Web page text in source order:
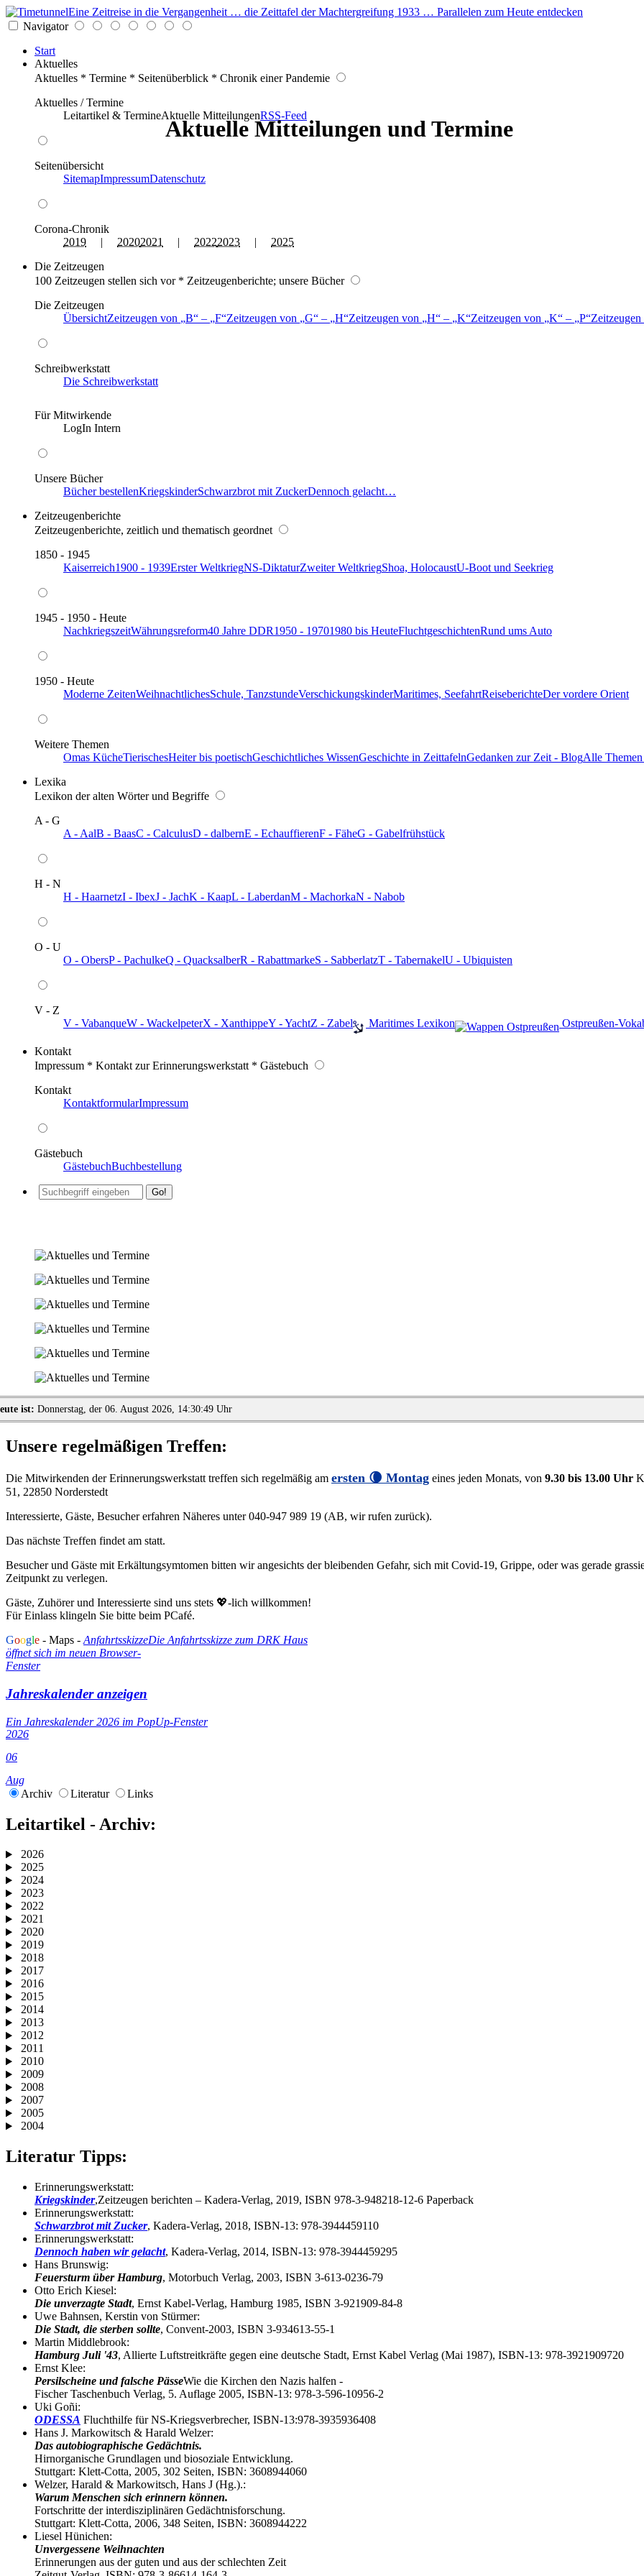
Eine Zeitreise in die Vergangenheit … die Zeittafel der Machtergreifung 1933 … Parallelen zum Heute entdecken
Navigator
Start
Aktuelles
Aktuelles * Termine * Seitenüberblick * Chronik einer Pandemie
Aktuelles / Termine
Leitartikel & TermineAktuelle MitteilungenRSS-Feed
Seitenübersicht
SitemapImpressumDatenschutz
Corona-Chronik
2019 | 20202021 | 20222023 | 2025
Die Zeitzeugen
100 Zeitzeugen stellen sich vor * Zeitzeugenberichte; unsere Bücher
Die Zeitzeugen
ÜbersichtZeitzeugen von B – F Zeitzeugen von G – H Zeitzeugen von H – K Zeitzeugen von K – P Zeitzeugen
Schreibwerkstatt
Die Schreibwerkstatt
Für Mitwirkende
LogIn Intern
Unsere Bücher
Bücher bestellenKriegskinderSchwarzbrot mit ZuckerDennoch gelacht…
Zeitzeugenberichte
Zeitzeugenberichte, zeitlich und thematisch geordnet
1850 - 1945
Kaiserreich1900 - 1939Erster WeltkriegNS-DiktaturZweiter WeltkriegShoa, HolocaustU-Boot und Seekrieg
1945 - 1950 - Heute
NachkriegszeitWährungsreform40 Jahre DDR1950 - 19701980 bis HeuteFluchtgeschichtenRund ums Auto
1950 - Heute
Moderne ZeitenWeihnachtlichesSchule, TanzstundeVerschickungskinderMaritimes, SeefahrtReiseberichteDer vordere Orient
Weitere Themen
Omas KücheTierischesHeiter bis poetischGeschichtliches WissenGeschichte in ZeittafelnGedanken zur Zeit - BlogAlle
Lexika
Lexikon der alten Wörter und Begriffe
A - G
A - AalB - BaasC - CalculusD - dalbernE - EchauffierenF - FäheG - Gabelfrühstück
H - N
H - HaarnetzI - IbexJ - JachK - KaapL - LaberdanM - MachorkaN - Nabob
O - U
O - ObersP - PachulkeQ - QuacksalberR - RabattmarkeS - SabberlatzT - TabernakelU - Ubiquisten
V - Z
V - VabanqueW - WackelpeterX - XanthippeY - YachtZ - Zabel ️ Maritimes Lexikon Ostpreußen-
Kontakt
Impressum * Kontakt zur Erinnerungswerkstatt * Gästebuch
Kontakt
KontaktformularImpressum
Gästebuch
GästebuchBuchbestellung
Aktuelle Mitteilungen und Termine
ist: Donnerstag, der 06. August 2026, 14:30:49 Uhr
Unsere regelmäßigen Treffen:
Die Mitwirkenden der Erinnerungswerkstatt treffen sich regelmäßig am ersten 🌘 Montag eines jeden Monats, von 9.30 bis 13.00 Uhr
51, 22850 Norderstedt
Interessierte, Gäste, Besucher erfahren Näheres unter 040-947 989 19 (AB, wir rufen zurück).
Das nächste Treffen findet am statt.
Besucher und Gäste mit Erkältungsymtomen bitten wir angesichts der bleibenden Gefahr, sich mit Covid-19, Grippe, oder was gerade
Zeitpunkt zu verlegen.
Gäste, Zuhörer und Interessierte sind uns stets 💖-lich willkommen!
Für Einlass klingeln Sie bitte beim PCafé.
Google - Maps - AnfahrtsskizzeDie Anfahrtsskizze zum DRK Haus
öffnet sich im neuen Browser-
Fenster
Jahreskalender anzeigen
Ein Jahreskalender 2026 im PopUp-Fenster
2026
06
Aug
Archiv
Literatur Links
Leitartikel - Archiv:
2026
2025
2024
2023
2022
2021
2020
2019
2018
2017
2016
2015
2014
2013
2012
2011
2010
2009
2008
2007
2005
2004
Literatur Tipps:
Erinnerungswerkstatt:
Kriegskinder,Zeitzeugen berichten – Kadera-Verlag, 2019, ISBN 978-3-948218-12-6 Paperback
Erinnerungswerkstatt:
Schwarzbrot mit Zucker, Kadera-Verlag, 2018, ISBN-13: 978-3944459110
Erinnerungswerkstatt:
Dennoch haben wir gelacht, Kadera-Verlag, 2014, ISBN-13: 978-3944459295
Hans Brunswig:
Feuersturm über Hamburg, Motorbuch Verlag, 2003, ISBN 3-613-0236-79
Otto Erich Kiesel:
Die unverzagte Stadt, Ernst Kabel-Verlag, Hamburg 1985, ISBN 3-921909-84-8
Uwe Bahnsen, Kerstin von Stürmer:
Die Stadt, die sterben sollte, Convent-2003, ISBN 3-934613-55-1
Martin Middlebrook:
Hamburg Juli '43, Allierte Luftstreitkräfte gegen eine deutsche Stadt, Ernst Kabel Verlag (Mai 1987), ISBN-13: 978-3921909720
Ernst Klee:
Persilscheine und falsche PässeWie die Kirchen den Nazis halfen -
Fischer Taschenbuch Verlag, 5. Auflage 2005, ISBN-13: 978-3-596-10956-2
Uki Goñi:
ODESSA Fluchthilfe für NS-Kriegsverbrecher, ISBN-13:978-3935936408
Hans J. Markowitsch & Harald Welzer:
Das autobiographische Gedächtnis.
Hirnorganische Grundlagen und biosoziale Entwicklung.
Stuttgart: Klett-Cotta, 2005, 302 Seiten, ISBN: 3608944060
Welzer, Harald & Markowitsch, Hans J (Hg.).:
Warum Menschen sich erinnern können.
Fortschritte der interdisziplinären Gedächtnisforschung.
Stuttgart: Klett-Cotta, 2006, 348 Seiten, ISBN: 3608944222
Liesel Hünichen:
Unvergessene Weihnachten
Erinnerungen aus der guten und aus der schlechten Zeit